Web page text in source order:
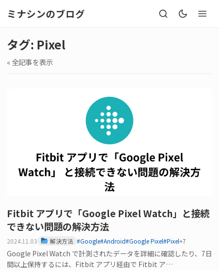
ミナシンのブログ
タグ: Pixel
« 全記事を表示
Fitbit アプリで「Google Pixel Watch」と接続
できない問題の解決方法
2024.11.03 解決方法 #Google#Android#Google Pixel#Pixel+7
Google Pixel Watch で計測されたデータを詳細に確認したり、7日
間以上保持するには、Fitbit アプリ経由で Fitbit ア…